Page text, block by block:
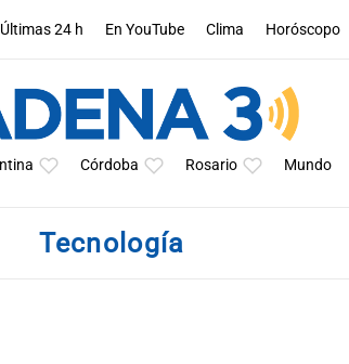
Últimas 24 h En YouTube Clima Horóscopo
Córdoba Rosario Mundo
Tecnología